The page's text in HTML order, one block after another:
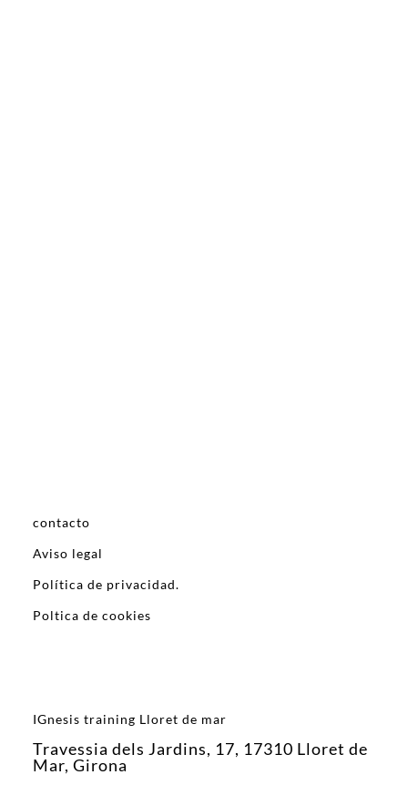
contacto
Aviso legal
Política de privacidad.
Poltica de cookies
IGnesis training Lloret de mar
Travessia dels Jardins, 17, 17310 Lloret de
Mar, Girona